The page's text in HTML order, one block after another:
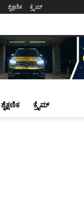
ಶೈಕ್ಷಣಿಕ ಕ್ರೈಮ್
ಶೈಕ್ಷಣಿಕ ಕ್ರೈಮ್